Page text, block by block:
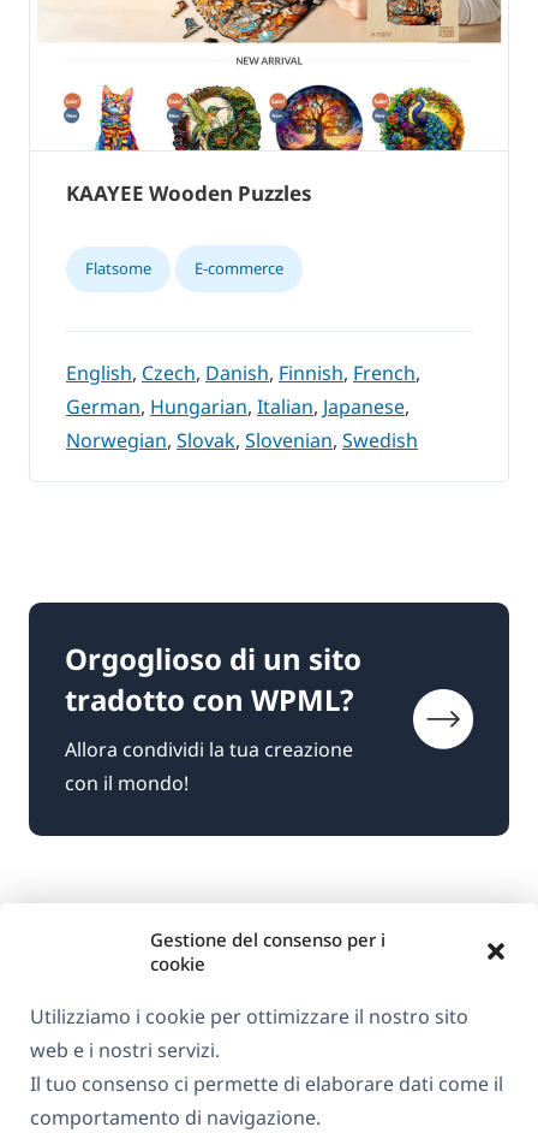
Gestione del consenso per i
cookie
Utilizziamo i cookie per ottimizzare il nostro sito
web e i nostri servizi.
Il tuo consenso ci permette di elaborare dati come il
comportamento di navigazione.
KAAYEE Wooden Puzzles
Flatsome E-commerce
English, Czech, Danish, Finnish, French,
German, Hungarian, Italian, Japanese,
Norwegian, Slovak, Slovenian, Swedish
Orgoglioso di un sito
tradotto con WPML?
Allora condividi la tua creazione
con il mondo!
GDPR e Informativa sulla Privacy